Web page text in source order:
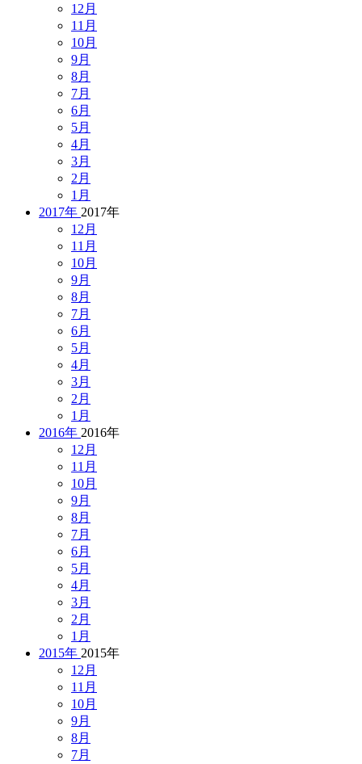
12月
11月
10月
9月
8月
7月
6月
5月
4月
3月
2月
1月
2017年 2017年
12月
11月
10月
9月
8月
7月
6月
5月
4月
3月
2月
1月
2016年 2016年
12月
11月
10月
9月
8月
7月
6月
5月
4月
3月
2月
1月
2015年 2015年
12月
11月
10月
9月
8月
7月